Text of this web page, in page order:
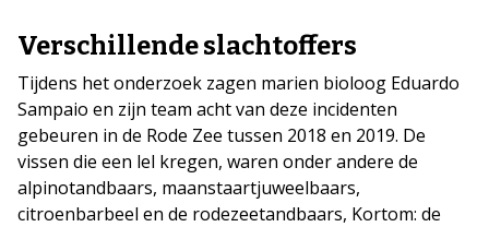
Verschillende slachtoffers
Tijdens het onderzoek zagen marien bioloog Eduardo
Sampaio en zijn team acht van deze incidenten
gebeuren in de Rode Zee tussen 2018 en 2019. De
vissen die een lel kregen, waren onder andere de
alpinotandbaars, maanstaartjuweelbaars,
citroenbarbeel en de rodezeetandbaars, Kortom: de